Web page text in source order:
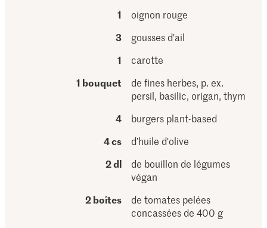
1
oignon rouge
3
gousses d'ail
1
carotte
1 bouquet
de fines herbes, p. ex.
persil, basilic, origan, thym
4
burgers plant-based
4 cs
d’huile d'olive
2 dl
de bouillon de légumes
végan
2 boîtes
de tomates pelées
concassées de 400 g